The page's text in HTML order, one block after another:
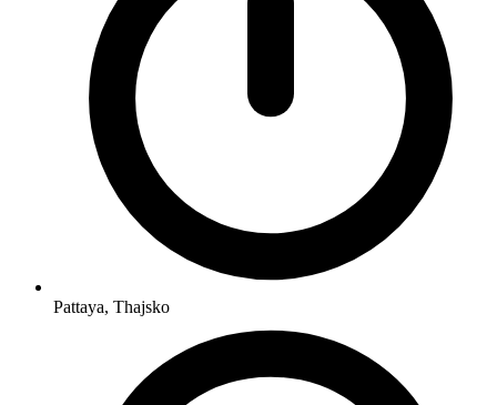
Pattaya, Thajsko